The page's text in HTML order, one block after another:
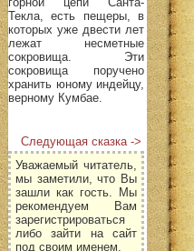
Текла, есть пещеры, в
которых уже двести лет
лежат несметные
сокровища. Эти
сокровища поручено
хранить юному индейцу,
верному Кумбае.
Следующая сказка ->
Уважаемый читатель,
мы заметили, что Вы
зашли как гость. Мы
рекомендуем Вам
зарегистрироваться
либо зайти на сайт
под своим именем.